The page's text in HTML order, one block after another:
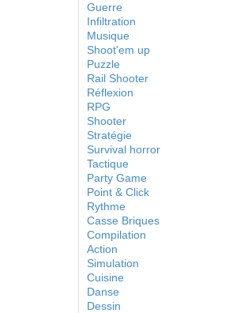
Guerre
Infiltration
Musique
Shoot'em up
Puzzle
Rail Shooter
Réflexion
RPG
Shooter
Stratégie
Survival horror
Tactique
Party Game
Point & Click
Rythme
Casse Briques
Compilation
Action
Simulation
Cuisine
Danse
Dessin